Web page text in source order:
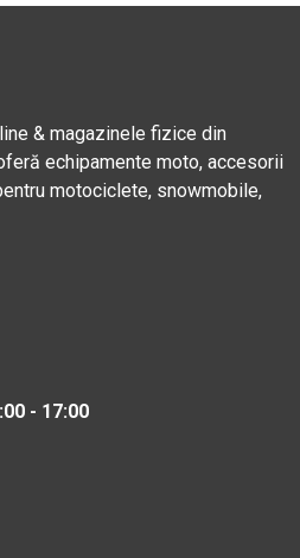
& magazinele fizice din
echipamente moto, accesorii
motociclete, snowmobile,
- 17:00